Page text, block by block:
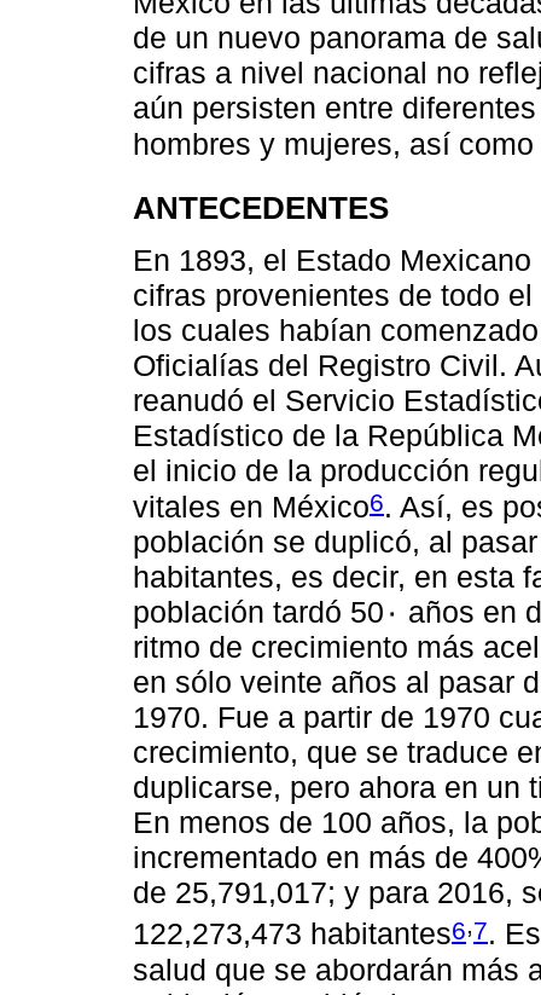
de un nuevo panorama de
cifras a nivel nacional no
aún persisten entre
hombres y mujeres, así
ANTECEDENTES
En 1893, el Estado
cifras provenientes de todo
los cuales habían
Oficialías del Registro Civil.
reanudó el Servicio
Estadístico de la República
el inicio de la producción
vitales en México6. Así, es
población se duplicó, al
habitantes, es decir, en esta
población tardó 50٠ años en duplicarse. Entre 1950 y 1970, con un
ritmo de crecimiento más
en sólo veinte años al pasar
1970. Fue a partir de 1970
crecimiento, que se traduce
duplicarse, pero ahora en un
En menos de 100 años, la
incrementado en más de
de 25,791,017; y para 2016,
122,273,473 habitantes6,7.
salud que se abordarán más